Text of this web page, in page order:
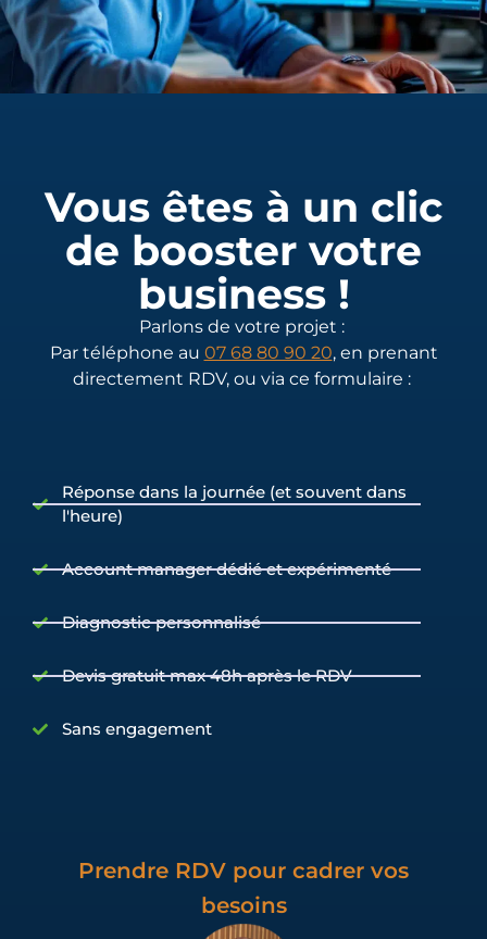
Vous êtes à un clic
de booster votre
business !
Parlons de votre projet :
Par téléphone au 07 68 80 90 20, en prenant
directement RDV, ou via ce formulaire :
Réponse dans la journée (et souvent dans
l'heure)
Account manager dédié et expérimenté
Diagnostic personnalisé
Devis gratuit max 48h après le RDV
Sans engagement
Prendre RDV pour cadrer vos
besoins